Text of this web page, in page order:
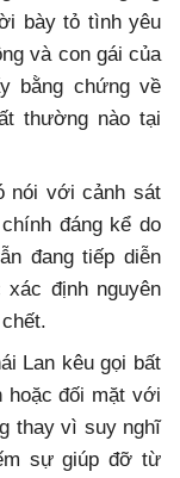
bày tỏ tình yêu
và con gái của
bằng chứng về
thường nào tại
nói với cảnh sát
đáng kể do
đang tiếp diễn
định nguyên
Lan kêu gọi bất
hoặc đối mặt với
thay vì suy nghĩ
sự giúp đỡ từ